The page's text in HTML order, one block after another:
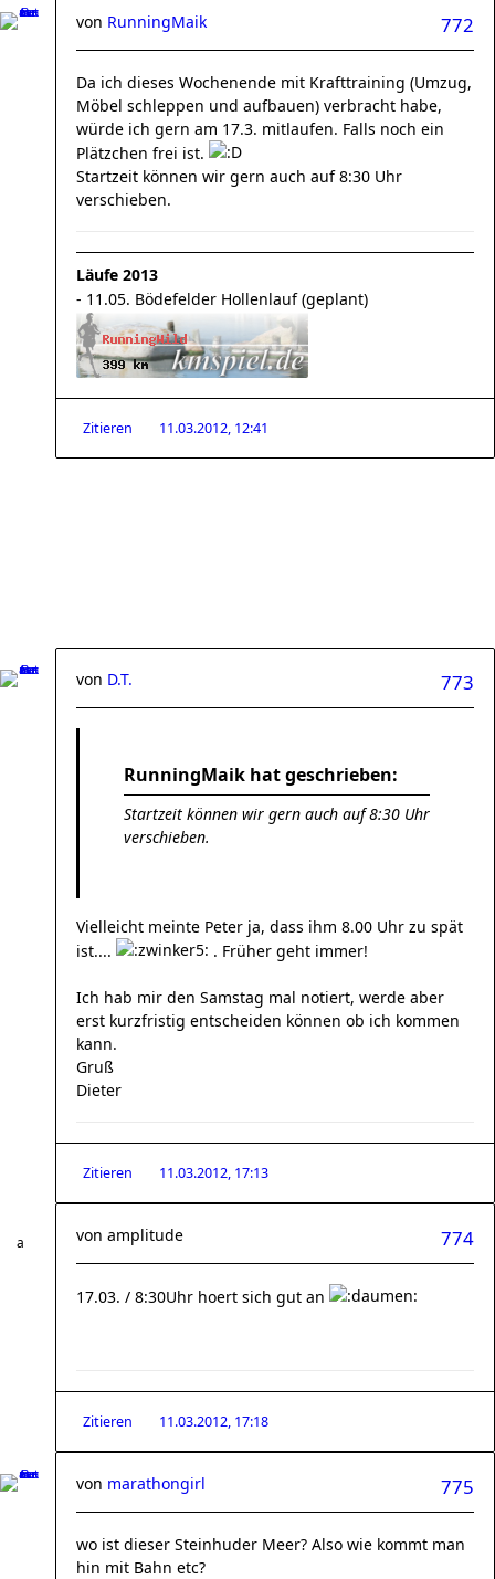
772
von RunningMaik
Da ich dieses Wochenende mit Krafttraining (Umzug,
Möbel schleppen und aufbauen) verbracht habe,
würde ich gern am 17.3. mitlaufen. Falls noch ein
Plätzchen frei ist.
Startzeit können wir gern auch auf 8:30 Uhr
verschieben.
Läufe 2013
- 11.05. Bödefelder Hollenlauf (geplant)
Zitieren 11.03.2012, 12:41
773
von D.T.
RunningMaik hat geschrieben:
Startzeit können wir gern auch auf 8:30 Uhr
verschieben.
Vielleicht meinte Peter ja, dass ihm 8.00 Uhr zu spät
ist....
. Früher geht immer!
Ich hab mir den Samstag mal notiert, werde aber
erst kurzfristig entscheiden können ob ich kommen
kann.
Gruß
Dieter
Zitieren 11.03.2012, 17:13
774
von amplitude
17.03. / 8:30Uhr hoert sich gut an
Zitieren 11.03.2012, 17:18
775
von marathongirl
wo ist dieser Steinhuder Meer? Also wie kommt man
hin mit Bahn etc?